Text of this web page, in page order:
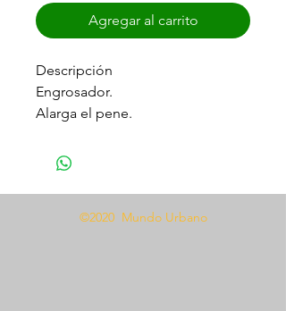
Agregar al carrito
Descripción
Engrosador.
Alarga el pene.
Prolonga la erección.
Modo de uso©2020 Mundo Urbano